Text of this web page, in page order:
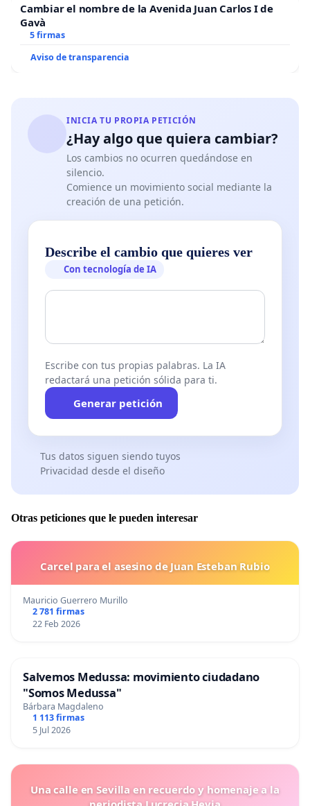
Cambiar el nombre de la Avenida Juan Carlos I de
Gavà
5 firmas
Aviso de transparencia
INICIA TU PROPIA PETICIÓN
¿Hay algo que quiera cambiar?
Los cambios no ocurren quedándose en
silencio.
Comience un movimiento social mediante la
creación de una petición.
Describe el cambio que quieres ver
Con tecnología de IA
Escribe con tus propias palabras. La IA
redactará una petición sólida para ti.
Generar petición
Tus datos siguen siendo tuyos
Privacidad desde el diseño
Otras peticiones que le pueden interesar
Carcel para el asesino de Juan Esteban Rubio
Mauricio Guerrero Murillo
2 781 firmas
22 Feb 2026
Salvemos Medussa: movimiento ciudadano
"Somos Medussa"
Bárbara Magdaleno
1 113 firmas
5 Jul 2026
Una calle en Sevilla en recuerdo y homenaje a la